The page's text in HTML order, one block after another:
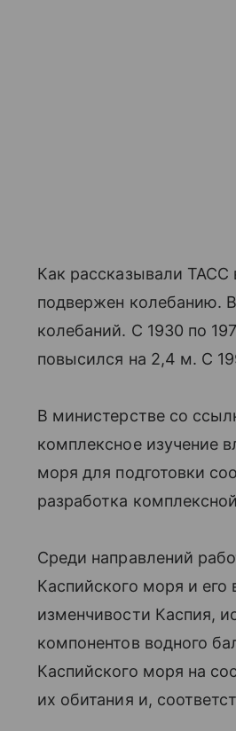
Как рассказывали
подвержен колебанию.
колебаний. С 1930 по
повысился на 2,4 м. С
В министерстве со
комплексное изучение
моря для подготовки
разработка
Среди направлений
Каспийского моря и его
изменчивости Каспия,
компонентов водного
Каспийского моря на
их обитания и,